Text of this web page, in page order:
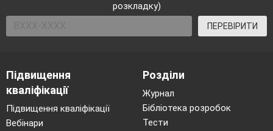
розкладку)
ПЕРЕВІРИТИ
Підвищення
кваліфікації
Підвищення кваліфікації
Вебінари
Розділи
Журнал
Бібліотека розробок
Тести